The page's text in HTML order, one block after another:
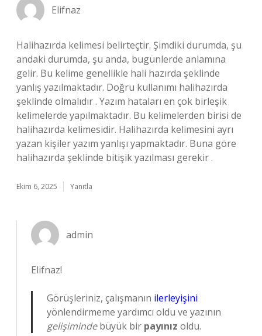
Elifnaz
Halihazırda kelimesi belirteçtir. Şimdiki durumda, şu
andaki durumda, şu anda, bugünlerde anlamına
gelir. Bu kelime genellikle hali hazırda şeklinde
yanlış yazılmaktadır. Doğru kullanımı halihazırda
şeklinde olmalıdır . Yazım hataları en çok birleşik
kelimelerde yapılmaktadır. Bu kelimelerden birisi de
halihazırda kelimesidir. Halihazırda kelimesini ayrı
yazan kişiler yazım yanlışı yapmaktadır. Buna göre
halihazırda şeklinde bitişik yazılması gerekir .
Ekim 6, 2025 Yanıtla
admin
Elifnaz!
Görüşleriniz, çalışmanın ilerleyişini
yönlendirmeme yardımcı oldu ve yazının
gelişimindebüyük bir payınız oldu.